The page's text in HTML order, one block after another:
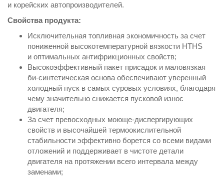
и корейских автопроизводителей.
Свойства продукта:
Исключительная топливная экономичность за счет
пониженной выcокотемпературной вязкости HTHS
и оптимальных антифрикционных свойств;
Высокоэффективный пакет присадок и маловязкая
би-синтетическая основа обеспечивают уверенный
холодный пуск в самых суровых условиях, благодаря
чему значительно снижается пусковой износ
двигателя;
За счет превосходных моюще-диспергирующих
свойств и высочайшей термоокислительной
стабильности эффективно борется со всеми видами
отложений и поддерживает в чистоте детали
двигателя на протяжении всего интервала между
заменами;